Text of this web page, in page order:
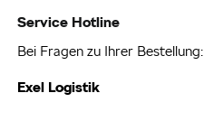
Service Hotline
Bei Fragen zu Ihrer Bestellung:
Exel Logistik